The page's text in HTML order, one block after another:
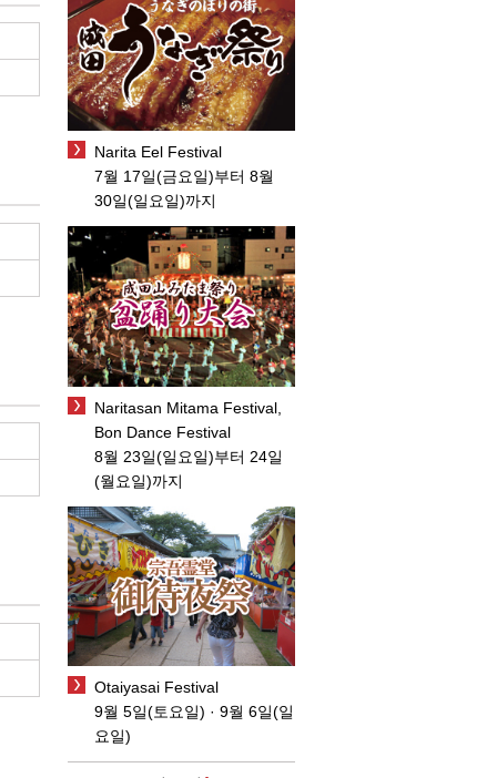
Narita Eel Festival
7월 17일(금요일)부터 8월
30일(일요일)까지
Naritasan Mitama Festival,
Bon Dance Festival
8월 23일(일요일)부터 24일
(월요일)까지
Otaiyasai Festival
9월 5일(토요일) · 9월 6일(일
요일)